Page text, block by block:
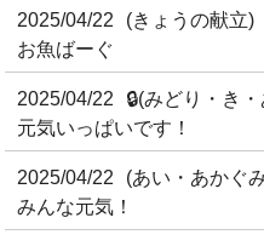
2025/04/22
(きょうの献立)
お魚ばーぐ
2025/04/22 🔒(みどり・き
元気いっぱいです！
2025/04/22
(あい・あかぐ
みんな元気！